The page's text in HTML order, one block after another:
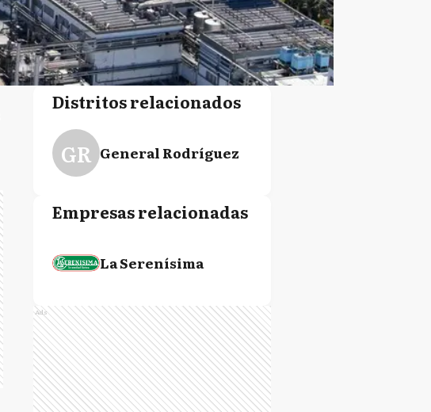
Distritos relacionados
GR General Rodríguez
Empresas relacionadas
La Serenísima
Ads